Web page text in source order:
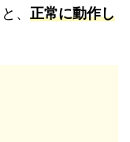
、 正常に動作し